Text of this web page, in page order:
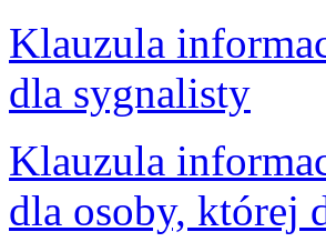
Klauzula
dla sygnalisty
Klauzula
dla osoby, której